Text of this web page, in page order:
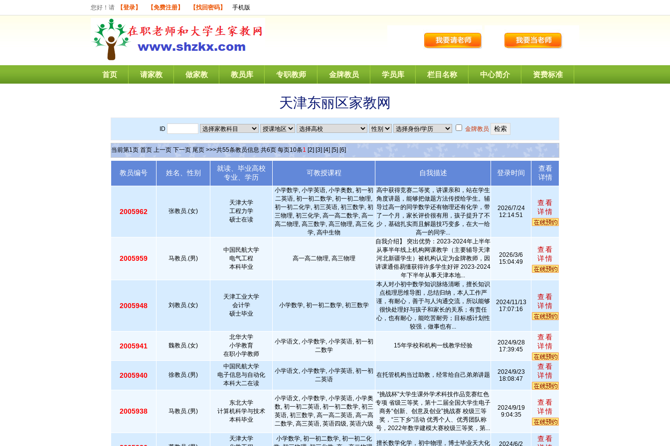
您好！请 【登录】 【免费注册】 【找回密码】 手机版
首页 请家教 做家教 教员库 专职教师 金牌教员 学员库 栏目名称 中心简介 资费标准
天津东丽区家教网
ID 金牌教员
当前第1页 首页 上一页 下一页 尾页 >>>共55条教员信息 共6页 每页10条1 [2] [3] [4] [5] [6]
教员编号 姓名、性别
就读、毕业高校
专业、学历
可教授课程 自我描述 登录时间
查看
详情
2005962 张教员.(女)
天津大学
工程力学
硕士在读
小学数学, 小学英语, 小学奥数, 初一初
二英语, 初一初二数学, 初一初二物理,
初一初二化学, 初三英语, 初三数学, 初
三物理, 初三化学, 高一高二数学, 高一
高二物理, 高三数学, 高三物理, 高三化
学, 高中生物
高中获得竞赛二等奖，讲课亲和，站在学生
角度讲题，能够把做题方法传授给学生。辅
导过高一的同学数学还有物理还有化学，带
了一个月，家长评价很有用，孩子提升了不
少，基础扎实而且解题技巧变多，在大一给
高一的同学...
2026/7/24
12:14:51
查看
详情
2005959 马教员.(男)
中国民航大学
电气工程
本科毕业
高一高二物理, 高三物理
自我介绍】 突出优势：2023-2024年上半年
从事半年线上机构网课教学（主要辅导天津
河北新疆学生）被机构认定为金牌教师，因
讲课通俗易懂获得许多学生好评 2023-2024
年下半年从事天津本地...
2026/3/6
15:04:49
查看
详情
2005948 刘教员.(女)
天津工业大学
会计学
硕士毕业
小学数学, 初一初二数学, 初三数学
本人对小初中数学知识脉络清晰，擅长知识
点梳理思维导图，总结归纳，本人工作严
谨，有耐心，善于与人沟通交流，所以能够
很快处理好与孩子和家长的关系；有责任
心，也有耐心，能吃苦耐劳；目标感计划性
较强，做事也有...
2024/11/13
17:07:16
查看
详情
2005941 魏教员.(女)
北华大学
小学教育
在职小学教师
小学语文, 小学数学, 小学英语, 初一初
二数学
15年学校和机构一线教学经验
2024/9/28
17:39:45
查看
详情
2005940 徐教员.(男)
中国民航大学
电子信息与自动化
本科大二在读
小学语文, 小学数学, 小学英语, 初一初
二英语
在托管机构当过助教，经常给自己弟弟讲题
2024/9/23
18:08:47
查看
详情
2005938 马教员.(男)
东北大学
计算机科学与技术
本科毕业
小学语文, 小学数学, 小学英语, 小学奥
数, 初一初二英语, 初一初二数学, 初三
英语, 初三数学, 高一高二英语, 高一高
二数学, 高三英语, 英语四级, 英语六级
“挑战杯”大学生课外学术科技作品竞赛红色
专项 省级三等奖，第十二届全国大学生电子
商务“创新、创意及创业”挑战赛 校级三等
奖，“三下乡”活动 优秀个人、优秀团队称
号，2022年数学建模大赛校级三等奖，第...
2024/9/19
9:04:35
查看
详情
天津大学
小学数学, 初一初二数学, 初一初二化
擅长数学化学，初中物理，博士毕业天大化 2024/6/2
查看